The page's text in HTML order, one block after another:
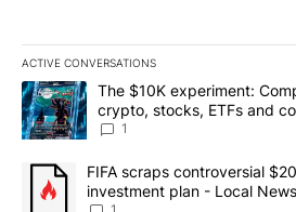
ACTIVE CONVERSATIONS
The following is a list of the most
A trending article titled "The $10K
The $10K experiment:
crypto, stocks, ETFs and
8
1
A trending article titled "FIFA scraps
FIFA scraps controversial
investment plan - Local